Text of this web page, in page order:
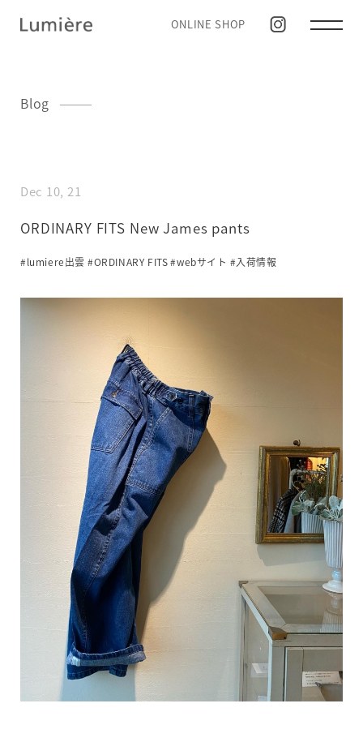
ONLINE SHOP
Blog
Dec 10, 21
ORDINARY FITS New James pants
#lumiere出雲 #ORDINARY FITS#webサイト #入荷情報